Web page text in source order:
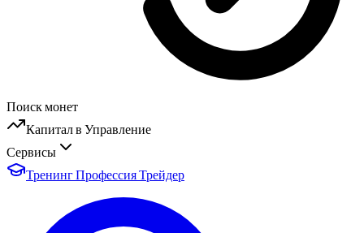
Поиск монет
Капитал в Управление
Сервисы
Тренинг Профессия Трейдер